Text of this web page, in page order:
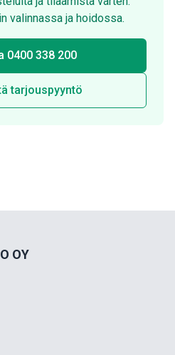
valinnassa ja hoidossa.
0400 338 200
tarjouspyyntö
OY